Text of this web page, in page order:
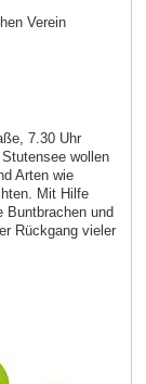
Verein
7.30 Uhr
wollen
Arten wie
Mit Hilfe
Buntbrachen und
Rückgang vieler